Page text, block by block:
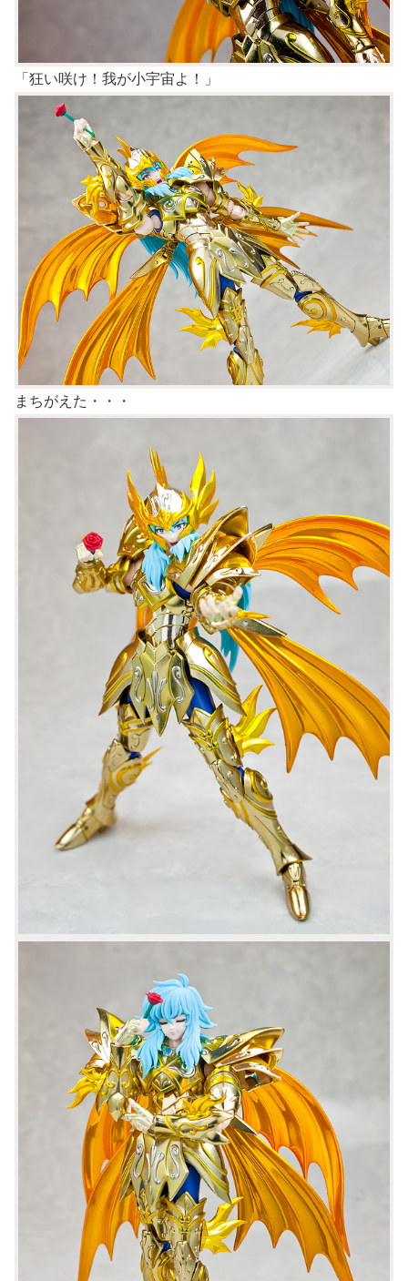
「狂い咲け！我が小宇宙よ！」
まちがえた・・・